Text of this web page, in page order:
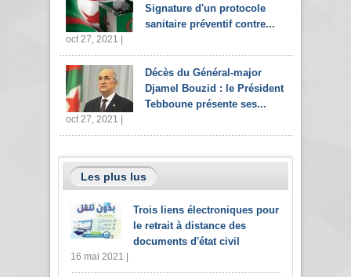
Signature d'un protocole
sanitaire préventif contre...
oct 27, 2021 |
Décès du Général-major
Djamel Bouzid : le Président
Tebboune présente ses...
oct 27, 2021 |
Les plus lus
Trois liens électroniques pour
le retrait à distance des
documents d'état civil
16 mai 2021 |